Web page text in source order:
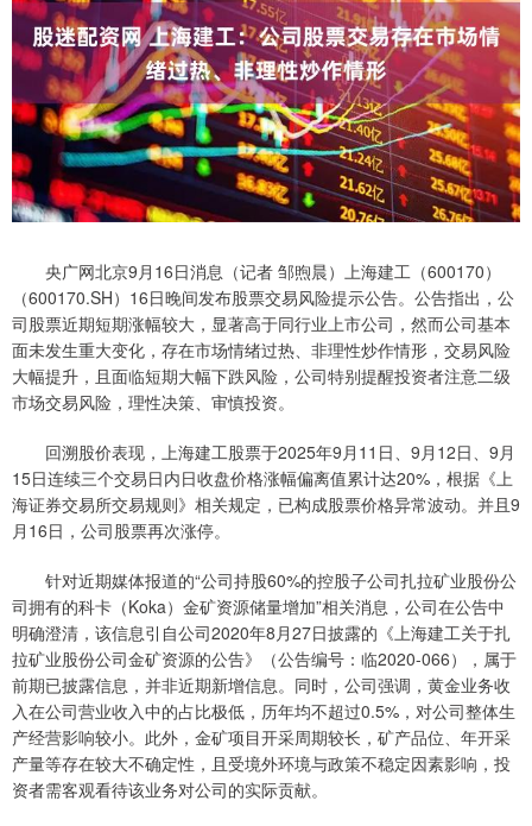
央广网北京9月16日消息（记者 邹煦晨）上海建工（600170）
（600170.SH）16日晚间发布股票交易风险提示公告。公告指出，公
司股票近期短期涨幅较大，显著高于同行业上市公司，然而公司基本
面未发生重大变化，存在市场情绪过热、非理性炒作情形，交易风险
大幅提升，且面临短期大幅下跌风险，公司特别提醒投资者注意二级
市场交易风险，理性决策、审慎投资。
回溯股价表现，上海建工股票于2025年9月11日、9月12日、9月
15日连续三个交易日内日收盘价格涨幅偏离值累计达20%，根据《上
海证券交易所交易规则》相关规定，已构成股票价格异常波动。并且9
月16日，公司股票再次涨停。
针对近期媒体报道的“公司持股60%的控股子公司扎拉矿业股份公
司拥有的科卡（Koka）金矿资源储量增加”相关消息，公司在公告中
明确澄清，该信息引自公司2020年8月27日披露的《上海建工关于扎
拉矿业股份公司金矿资源的公告》（公告编号：临2020-066），属于
前期已披露信息，并非近期新增信息。同时，公司强调，黄金业务收
入在公司营业收入中的占比极低，历年均不超过0.5%，对公司整体生
产经营影响较小。此外，金矿项目开采周期较长，矿产品位、年开采
产量等存在较大不确定性，且受境外环境与政策不稳定因素影响，投
资者需客观看待该业务对公司的实际贡献。